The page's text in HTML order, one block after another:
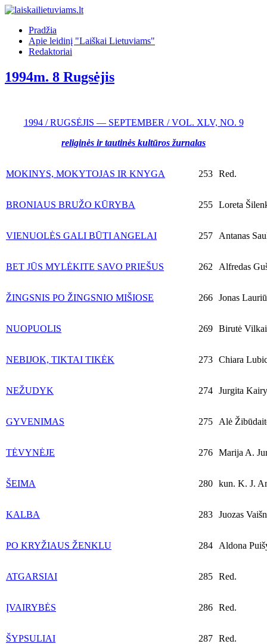
Pradžia
Apie leidinį "Laiškai Lietuviams"
Redaktoriai
1994m. 8 Rugsėjis
1994 / RUGSĖJIS — SEPTEMBER / VOL. XLV, NO. 9
religinės ir tautinės kultūros žurnalas
MOKINYS, MOKYTOJAS IR KNYGA 253 Red.
BRONIAUS BRUŽO KŪRYBA 255 Loreta
VIENUOLĖS GALI BŪTI ANGELAI 257 Antanas
BET JŪS MYLĖKITE SAVO PRIEŠUS 262 Alfredas
ŽINGSNIS PO ŽINGSNIO MIŠIOSE 266 Jonas
NUOPUOLIS 269 Birutė
NEBIJOK, TIKTAI TIKĖK 273 Chiara
NEŽUDYK 274 Jurgita
GYVENIMAS 275 Alė
TĖVYNĖJE 276 Marija A.
ŠEIMA 280 kun. K. J.
KALBA 283 Juozas
PO KRYŽIAUS ŽENKLU 284 Aldona
ATGARSIAI 285 Red.
ĮVAIRYBĖS 286 Red.
ŠYPSULIAI 287 Red.